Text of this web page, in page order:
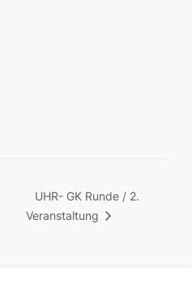
UHR- GK Runde / 2.
Veranstaltung